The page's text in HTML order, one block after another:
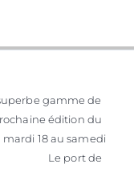
gamme de
édition du
18 au samedi
port de